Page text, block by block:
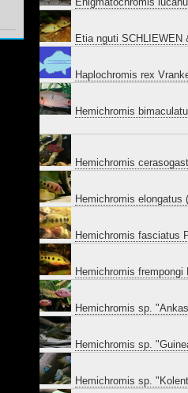
Etia nguti SCHLIEWEN
Haplochromis rex
Hemichromis
Hemichromis
Hemichromis elongatus
Hemichromis fasciatus
Hemichromis frempongi
Hemichromis sp.
Hemichromis sp.
Hemichromis sp.